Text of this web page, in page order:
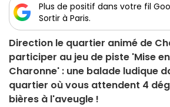
Plus de positif dans votre fil
Sortir à Paris.
Direction le quartier animé de
participer au jeu de piste 'Mise
Charonne' : une balade ludique
quartier où vous attendent 4
bières à l'aveugle !